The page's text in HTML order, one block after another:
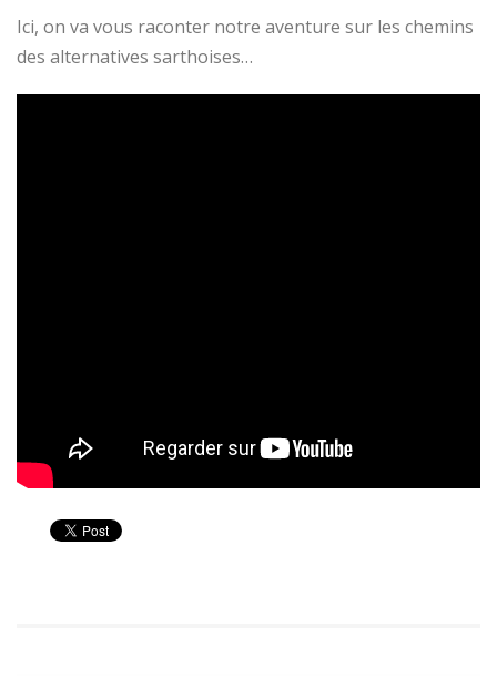
Ici, on va vous raconter notre aventure sur les chemins
des alternatives sarthoises…